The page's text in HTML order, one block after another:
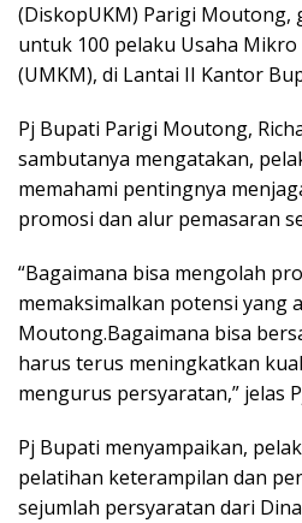
(DiskopUKM) Parigi Moutong,
untuk 100 pelaku Usaha Mikro
(UMKM), di Lantai II Kantor
Pj Bupati Parigi Moutong,
sambutanya mengatakan,
memahami pentingnya
promosi dan alur pemasaran
“Bagaimana bisa mengolah
memaksimalkan potensi yang
Moutong.Bagaimana bisa
harus terus meningkatkan
mengurus persyaratan,” jelas
Pj Bupati menyampaikan,
pelatihan keterampilan dan
sejumlah persyaratan dari